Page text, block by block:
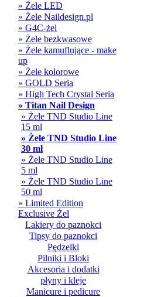
» Żele LED
» Żele Naildesign.pl
» G4C-żel
» Żele bezkwasowe
» Żele kamuflujące - make
up
» Żele kolorowe
» GOLD Seria
» High Tech Crystal Seria
» Titan Nail Design
» Żele TND Studio Line
15 ml
» Żele TND Studio Line
30 ml
» Żele TND Studio Line
5 ml
» Żele TND Studio Line
50 ml
» Limited Edition
Exclusive Żel
Lakiery do paznokci
Tipsy do paznokci
Pędzelki
Pilniki i Bloki
Akcesoria i dodatki
płyny i kleje
Manicure i pedicure